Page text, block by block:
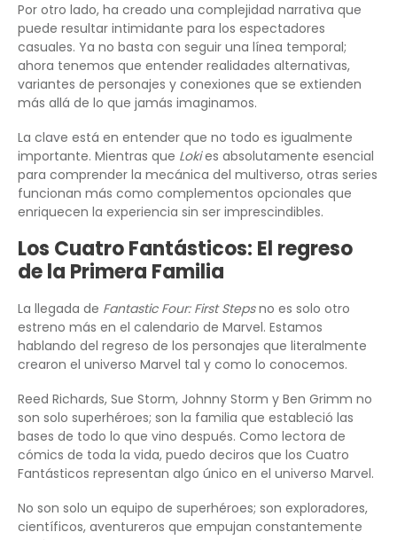
Por otro lado, ha creado una complejidad narrativa que
puede resultar intimidante para los espectadores
casuales. Ya no basta con seguir una línea temporal;
ahora tenemos que entender realidades alternativas,
variantes de personajes y conexiones que se extienden
más allá de lo que jamás imaginamos.
La clave está en entender que no todo es igualmente
importante. Mientras que Lokies absolutamente esencial
para comprender la mecánica del multiverso, otras series
funcionan más como complementos opcionales que
enriquecen la experiencia sin ser imprescindibles.
Los Cuatro Fantásticos: El regreso
de la Primera Familia
La llegada de Fantastic Four: First Stepsno es solo otro
estreno más en el calendario de Marvel. Estamos
hablando del regreso de los personajes que literalmente
crearon el universo Marvel tal y como lo conocemos.
Reed Richards, Sue Storm, Johnny Storm y Ben Grimm no
son solo superhéroes; son la familia que estableció las
bases de todo lo que vino después. Como lectora de
cómics de toda la vida, puedo deciros que los Cuatro
Fantásticos representan algo único en el universo Marvel.
No son solo un equipo de superhéroes; son exploradores,
científicos, aventureros que empujan constantemente